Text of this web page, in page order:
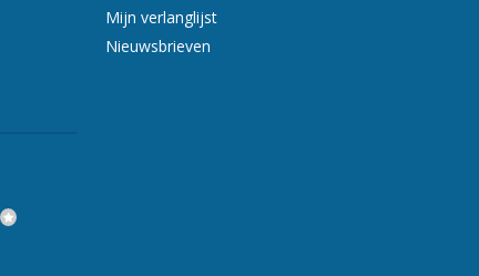
Mijn verlanglijst
Nieuwsbrieven